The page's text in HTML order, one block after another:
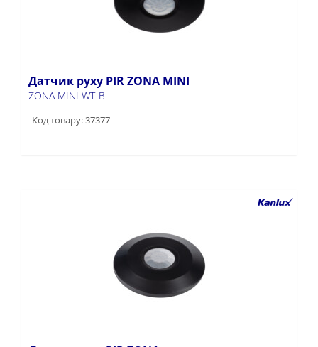
Датчик руху PIR ZONA MINI
ZONA MINI WT-B
Код товару: 37377